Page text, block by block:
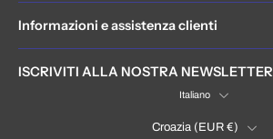
Informazioni e assistenza clienti
ISCRIVITI ALLA NOSTRA NEWSLETTER
Italiano
Croazia ‎(EUR €)‎